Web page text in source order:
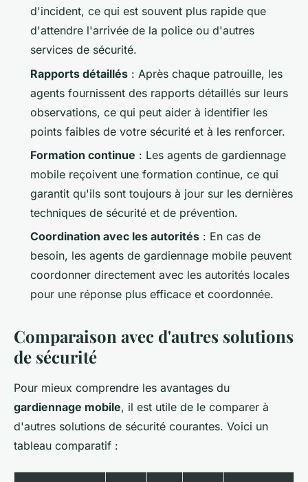
d'incident, ce qui est souvent plus rapide que
d'attendre l'arrivée de la police ou d'autres
services de sécurité.
Rapports détaillés : Après chaque patrouille, les
agents fournissent des rapports détaillés sur leurs
observations, ce qui peut aider à identifier les
points faibles de votre sécurité et à les renforcer.
Formation continue : Les agents de gardiennage
mobile reçoivent une formation continue, ce qui
garantit qu'ils sont toujours à jour sur les dernières
techniques de sécurité et de prévention.
Coordination avec les autorités : En cas de
besoin, les agents de gardiennage mobile peuvent
coordonner directement avec les autorités locales
pour une réponse plus efficace et coordonnée.
Comparaison avec d'autres solutions
de sécurité
Pour mieux comprendre les avantages du
gardiennage mobile, il est utile de le comparer à
d'autres solutions de sécurité courantes. Voici un
tableau comparatif :